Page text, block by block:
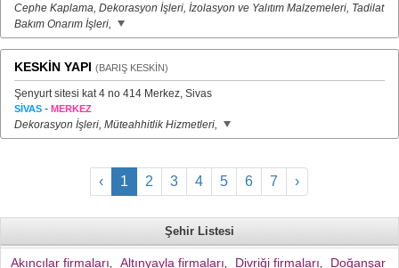
Cephe Kaplama, Dekorasyon İşleri, İzolasyon ve Yalıtım Malzemeleri, Tadilat
Bakım Onarım İşleri,
KESKİN YAPI (BARIŞ KESKİN)
Şenyurt sitesi kat 4 no 414 Merkez, Sivas
SİVAS - MERKEZ
Dekorasyon İşleri, Müteahhitlik Hizmetleri,
‹ 1 2 3 4 5 6 7 ›
Şehir Listesi
Akıncılar firmaları Altınyayla firmaları Divriği firmaları
Doğanşar